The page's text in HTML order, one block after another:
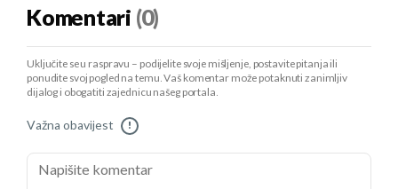
Komentari (0)
Uključite se u raspravu – podijelite svoje mišljenje, postavite pitanja ili
ponudite svoj pogled na temu. Vaš komentar može potaknuti zanimljiv
dijalog i obogatiti zajednicu našeg portala.
Važna obavijest !